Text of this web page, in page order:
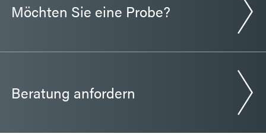
Möchten Sie eine Probe?
Beratung anfordern